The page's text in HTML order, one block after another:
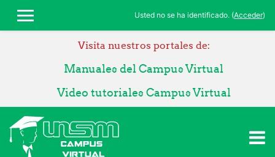
Visita nuestros portales de:
Manuales del Campus Virtual
Video tutoriales Campus Virtual
Panel lateral
Usted no se ha identificado. (Acceder)